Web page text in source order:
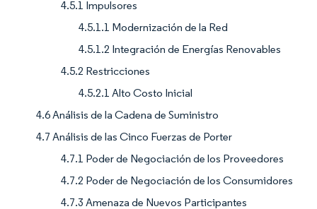
4.5.1 Impulsores
4.5.1.1 Modernización de la Red
4.5.1.2 Integración de Energías Renovables
4.5.2 Restricciones
4.5.2.1 Alto Costo Inicial
4.6 Análisis de la Cadena de Suministro
4.7 Análisis de las Cinco Fuerzas de Porter
4.7.1 Poder de Negociación de los Proveedores
4.7.2 Poder de Negociación de los Consumidores
4.7.3 Amenaza de Nuevos Participantes